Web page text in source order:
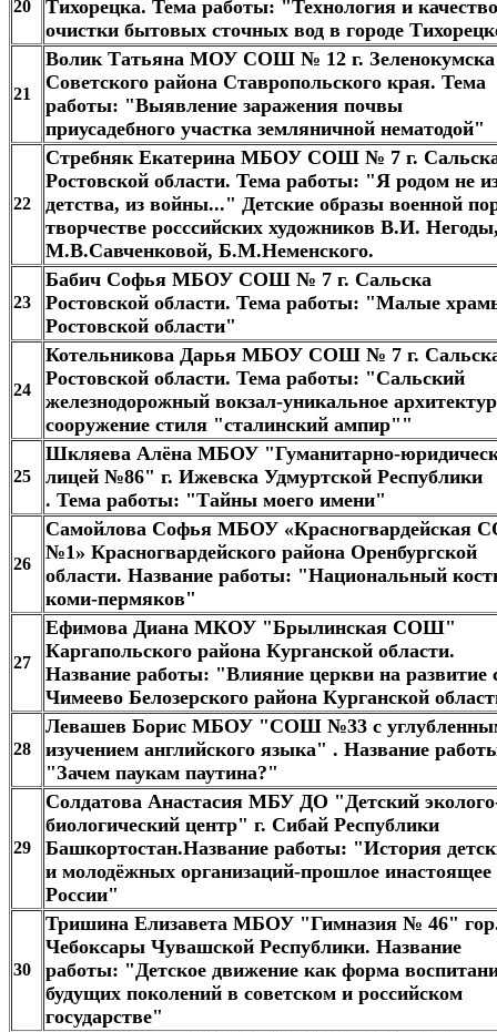
20
Тихорецка. Тема работы: "Технология и качество
очистки бытовых сточных вод в городе
21
Волик Татьяна МОУ СОШ № 12 г. Зеленокумска
Советского района Ставропольского края. Тема
работы: "Выявление заражения почвы
приусадебного участка земляничной нематодой"
22
Стребняк Екатерина МБОУ СОШ № 7 г.
Ростовской области. Тема работы: "Я родом не
детства, из войны..." Детские образы военной
творчестве росссийских художников В.И.
М.В.Савченковой, Б.М.Неменского.
23
Бабич Софья МБОУ СОШ № 7 г. Сальска
Ростовской области. Тема работы: "Малые
Ростовской области"
24
Котельникова Дарья МБОУ СОШ № 7 г.
Ростовской области. Тема работы: "Сальский
железнодорожный вокзал-уникальное
сооружение стиля "сталинский ампир""
25
Шкляева Алёна МБОУ "Гуманитарно-
лицей №86" г. Ижевска Удмуртской Республики​
. Тема работы: "Тайны моего имени"
26
Самойлова Софья МБОУ «Красногвардейская
№1» Красногвардейского района Оренбургской
области. Название работы: "Национальный
коми-пермяков"
27
Ефимова Диана МКОУ "Брылинская СОШ"
Каргапольского района Курганской области.
Название работы: "Влияние церкви на развитие
Чимеево Белозерского района Курганской
28
Левашев Борис МБОУ "СОШ №33 с
изучением английского языка" ​. Название
"Зачем паукам паутина?"
29
Солдатова Анастасия МБУ ДО "Детский
биологический центр" г. Сибай Республики
Башкортостан​.Название работы: "История
и молодёжных организаций-прошлое инастоящее
России"
30
Тришина Елизавета МБОУ "Гимназия № 46"
Чебоксары Чувашской Республики​. Название
работы: "Детское движение как форма
будущих поколений в советском и российском
государстве"